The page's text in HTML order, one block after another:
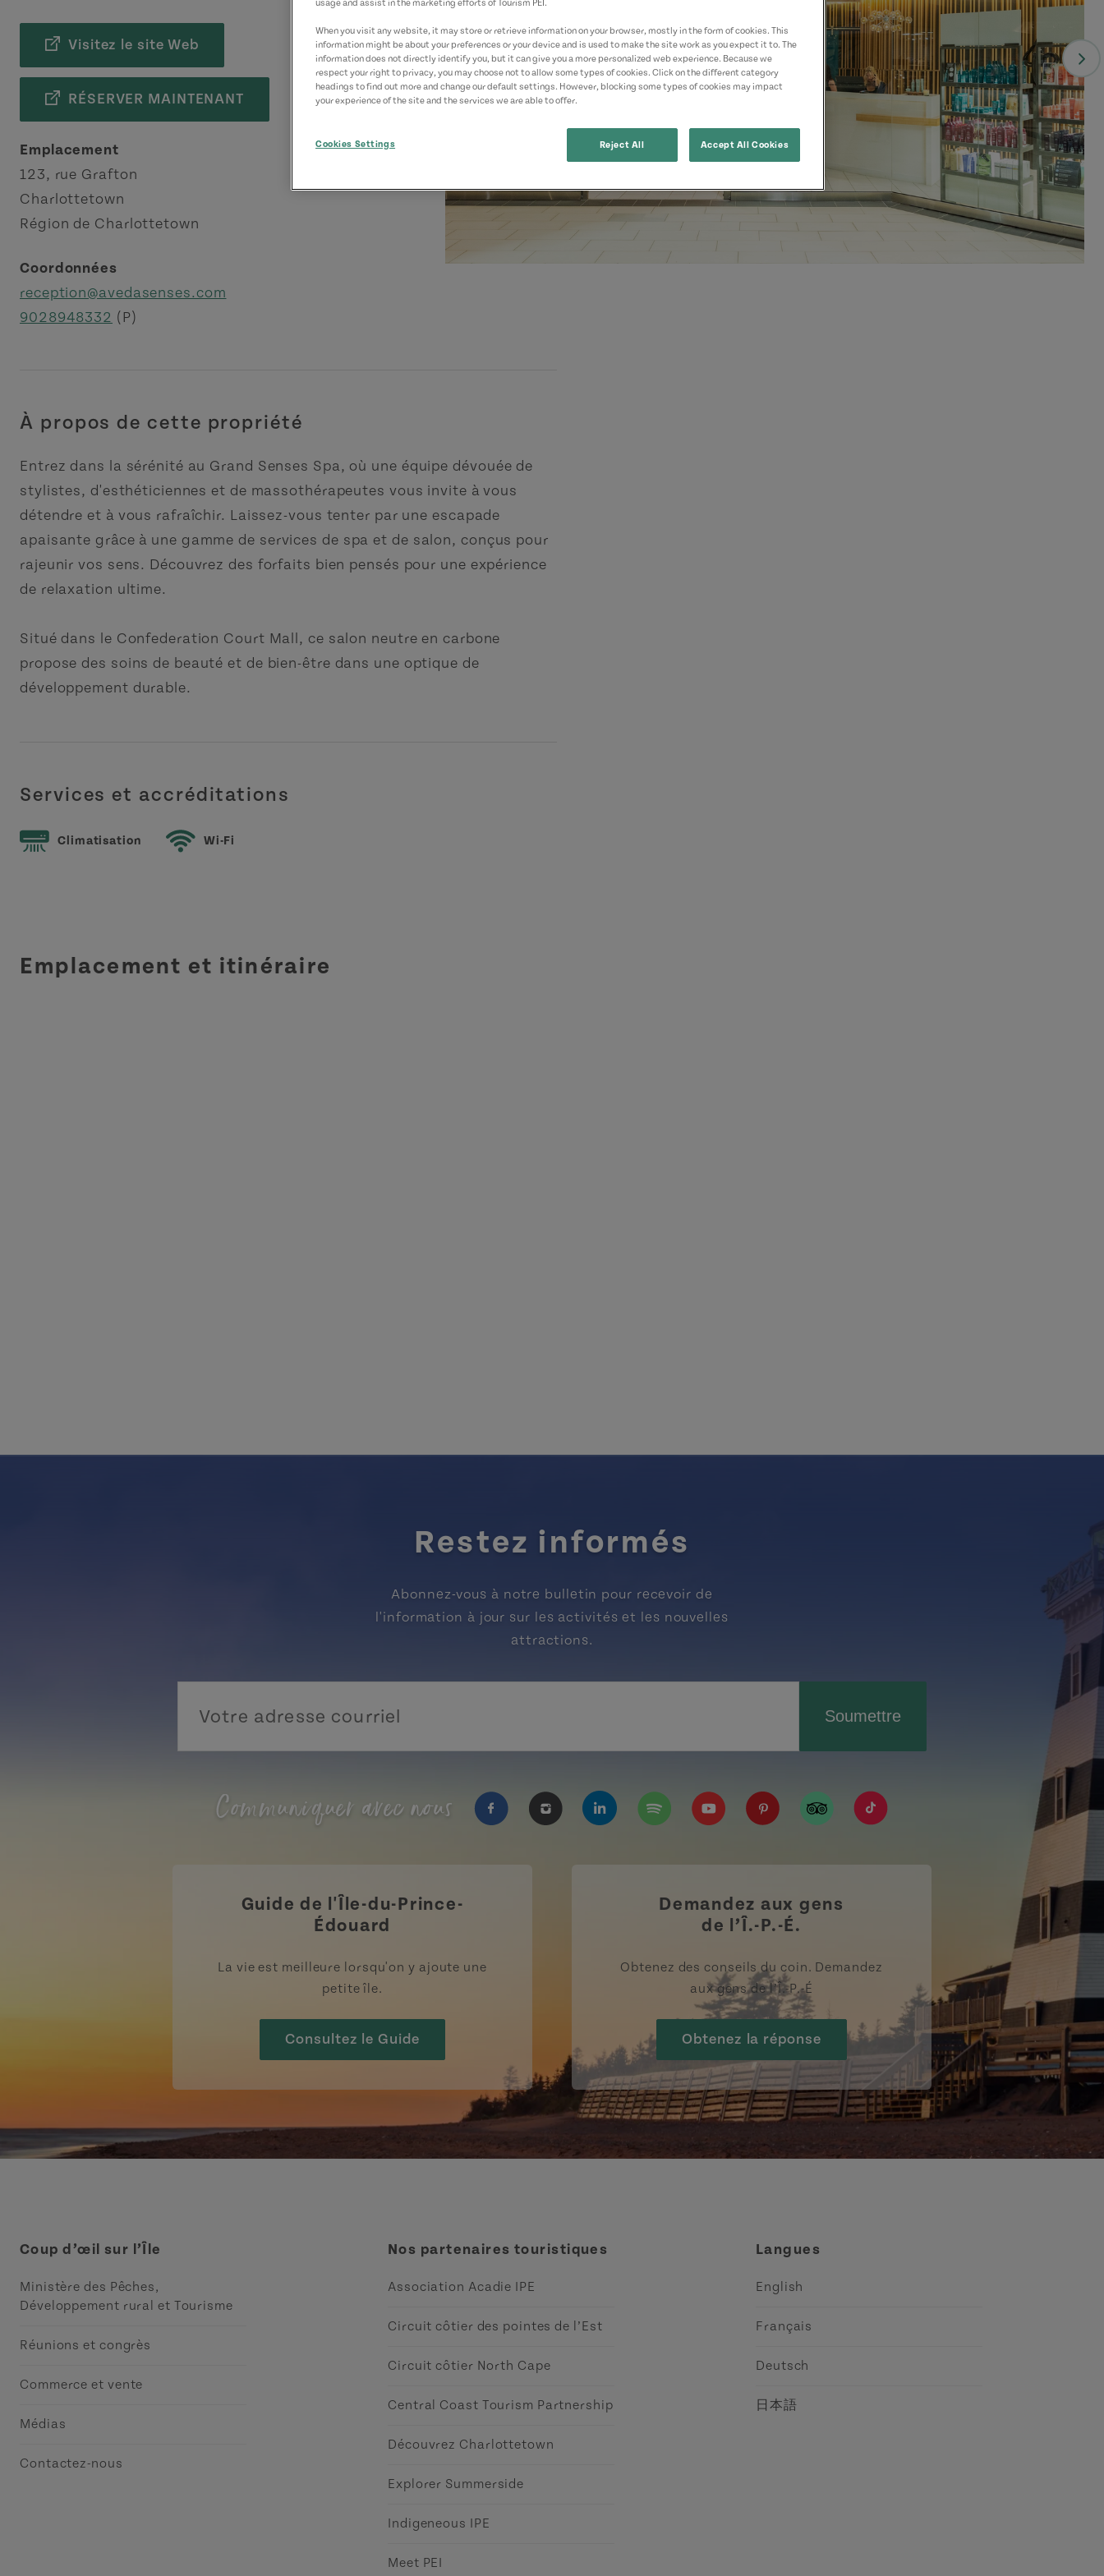
Visitez le site Web
RÉSERVER MAINTENANT
Emplacement
123, rue Grafton
Charlottetown
Région de Charlottetown
Coordonnées
reception@avedasenses.com
9028948332 (P)
À propos de cette propriété
Entrez dans la sérénité au Grand Senses Spa, où une équipe dévouée de
stylistes, d'esthéticiennes et de massothérapeutes vous invite à vous
détendre et à vous rafraîchir. Laissez-vous tenter par une escapade
apaisante grâce à une gamme de services de spa et de salon, conçus pour
rajeunir vos sens. Découvrez des forfaits bien pensés pour une expérience
de relaxation ultime.
Situé dans le Confederation Court Mall, ce salon neutre en carbone
propose des soins de beauté et de bien-être dans une optique de
développement durable.
Services et accréditations
Climatisation Wi-Fi
Emplacement et itinéraire
Restez informés
Abonnez-vous à notre bulletin pour recevoir de
l'information à jour sur les activités et les nouvelles
attractions.
Soumettre
Communiquer avec nous
https://www.pinterest.ca/tourismpei/_created/
https://www.tripadvisor.ca/Tourism-
https://www.tiktok.com/tag/
Guide de l'Île-du-Prince-
Édouard
La vie est meilleure lorsqu'on y ajoute une
petite île.
Consultez le Guide
Demandez aux gens
de l’Î.-P.-É.
Obtenez des conseils du coin. Demandez
aux gens de l’Î.-P.-É
Obtenez la réponse
Coup d’œil sur l’Île
Ministère des Pêches,
Développement rural et Tourisme
Réunions et congrès
Commerce et vente
Médias
Contactez-nous
Nos partenaires touristiques
Association Acadie IPE
Circuit côtier des pointes de l’Est
Circuit côtier North Cape
Central Coast Tourism Partnership
Découvrez Charlottetown
Explorer Summerside
Indigeneous IPE
Meet PEI
Langues
English
Français
Deutsch
日本語
usage and assist in the marketing efforts of Tourism PEI.
When you visit any website, it may store or retrieve information on your browser, mostly in the form of cookies. This
information might be about your preferences or your device and is used to make the site work as you expect it to. The
information does not directly identify you, but it can give you a more personalized web experience. Because we
respect your right to privacy, you may choose not to allow some types of cookies. Click on the different category
headings to find out more and change our default settings. However, blocking some types of cookies may impact
your experience of the site and the services we are able to offer.
Cookies Settings Reject All Accept All Cookies